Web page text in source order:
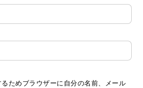
ためブラウザーに自分の名前、メール